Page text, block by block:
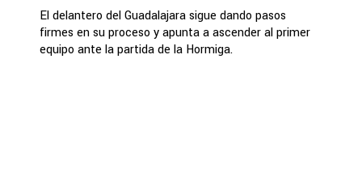
El delantero del Guadalajara sigue dando pasos
firmes en su proceso y apunta a ascender al primer
equipo ante la partida de la Hormiga.